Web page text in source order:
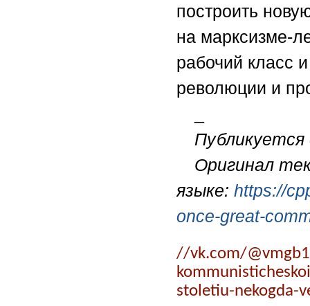
построить
на марксизме-
рабочий класс
революции и
Оригинал
языке: https://
once-great-
//vk.com/
stoletiu-nekogda-